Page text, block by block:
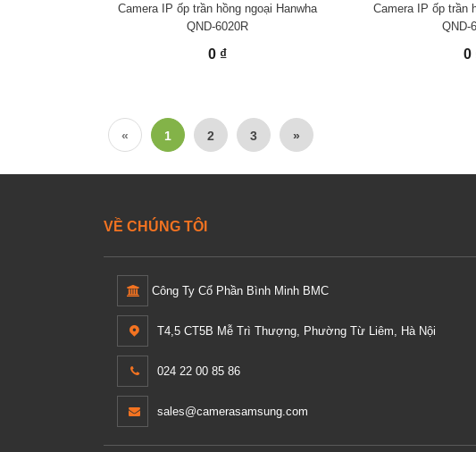
Camera IP ốp trần hồng ngoại Hanwha
QND-6020R
0 ₫
Camera IP ốp trần
QND-
0
« 1 2 3 »
VỀ CHÚNG TÔI
Công Ty Cổ Phần Bình Minh BMC
T4,5 CT5B Mễ Trì Thượng, Phường Từ Liêm, Hà Nội
024 22 00 85 86
sales@camerasamsung.com